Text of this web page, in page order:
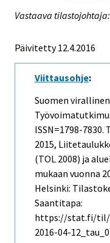
Vastaava
Päivitetty 12.4.2016
Viittausohje:
Suomen
ISSN=1798-7830.
2015,
(TOL 2008) ja
mukaan vuonna
Helsinki:
Saantitapa:
https://stat.fi/til/
2016-04-